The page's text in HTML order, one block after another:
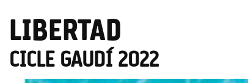
LIBERTAD
CICLE GAUDÍ 2022